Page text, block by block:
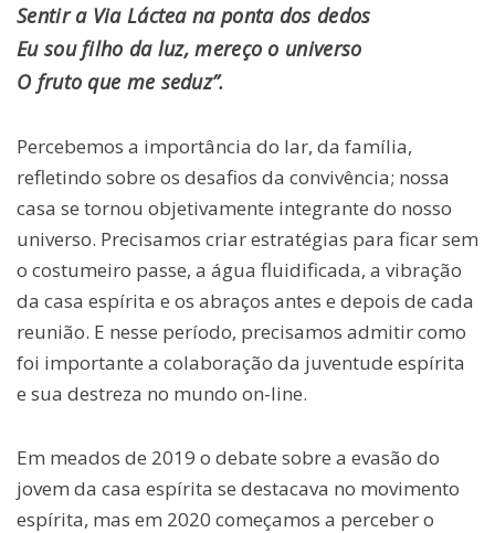
Sentir a Via Láctea na ponta dos dedos
Eu sou filho da luz, mereço o universo
O fruto que me seduz”.
Percebemos a importância do lar, da família,
refletindo sobre os desafios da convivência; nossa
casa se tornou objetivamente integrante do nosso
universo. Precisamos criar estratégias para ficar sem
o costumeiro passe, a água fluidificada, a vibração
da casa espírita e os abraços antes e depois de cada
reunião. E nesse período, precisamos admitir como
foi importante a colaboração da juventude espírita
e sua destreza no mundo on-line.
Em meados de 2019 o debate sobre a evasão do
jovem da casa espírita se destacava no movimento
espírita, mas em 2020 começamos a perceber o